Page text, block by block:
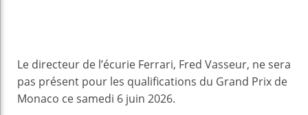
Le directeur de l’écurie Ferrari, Fred Vasseur, ne sera
pas présent pour les qualifications du Grand Prix de
Monaco ce samedi 6 juin 2026.